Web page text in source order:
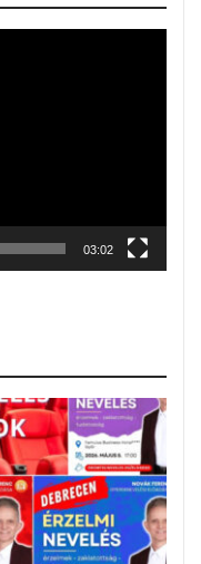
03:02